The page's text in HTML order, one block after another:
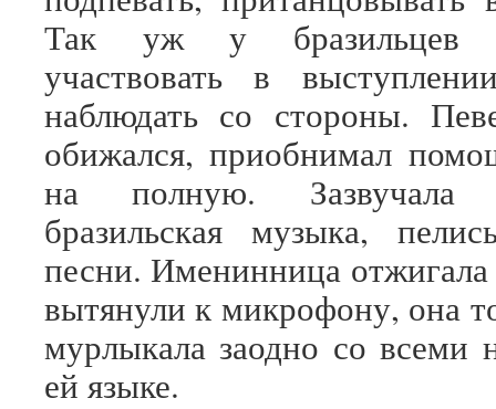
Так уж у
участвовать в
наблюдать со стороны.
обижался, приобнимал
на полную.
бразильская музыка,
песни. Именинница
вытянули к микрофону, она
мурлыкала заодно со всеми
ей языке.